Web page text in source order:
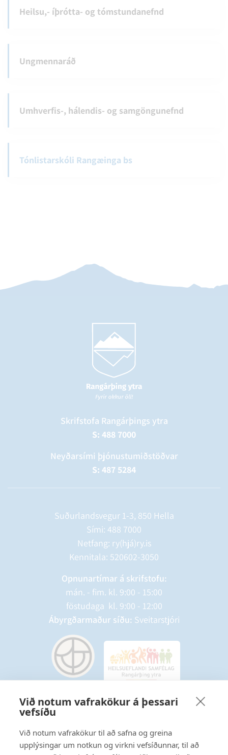
Við notum vafrakökur á þessari
vefsíðu
Við notum vafrakökur til að safna og greina
upplýsingar um notkun og virkni vefsíðunnar, til að
Heilsu,- íþrótta- og tómstundanefnd
Ungmennaráð
Umhverfis-, hálendis- og samgöngunefnd
Tónlistarskóli Rangæinga bs
Skrifstofa Rangárþings ytra
S: 488 7000
Neyðarsími þjónustumiðstöðvar
S: 487 5284
Suðurlandsvegur 1-3, 850 Hella
Sími: 488 7000
Netfang: ry(hjá)ry.is
Kennitala: 520602-3050
Opnunartímar á skrifstofu:
mán. - fim. kl. 9:00 - 15:00
föstudaga kl. 9:00 - 12:00
Ábyrgðarmaður síðu: Sveitarstjóri
Starfsmannavefur
Hafðu samband